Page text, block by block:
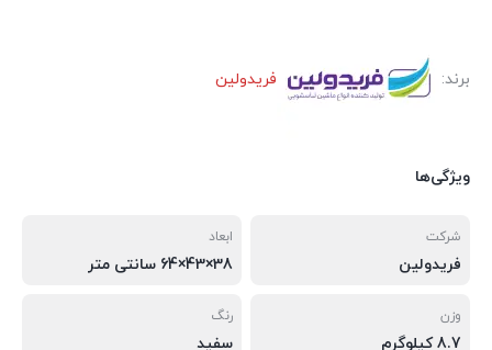
برند: فریدولین
ویژگی‌ها
شرکت
فریدولین
ابعاد
38×43×64 سانتی متر
وزن
8.7 کیلوگرم
رنگ
سفید